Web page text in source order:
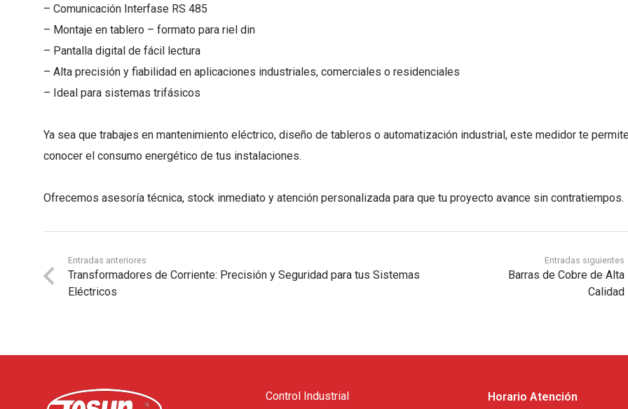
– Comunicación Interfase RS 485
– Montaje en tablero – formato para riel din
– Pantalla digital de fácil lectura
– Alta precisión y fiabilidad en aplicaciones industriales, comerciales o residenciales
– Ideal para sistemas trifásicos
Ya sea que trabajes en mantenimiento eléctrico, diseño de tableros o automatización industrial, este medidor te
conocer el consumo energético de tus instalaciones.
Ofrecemos asesoría técnica, stock inmediato y atención personalizada para que tu proyecto avance sin contratiempos.
Entradas anteriores
Transformadores de Corriente: Precisión y Seguridad para tus Sistemas
Eléctricos
Entradas siguientes
Barras de Cobre de Alta
Calidad
Control Industrial
Horario Atención